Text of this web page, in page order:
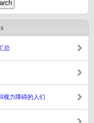
总
视力障碍的人们